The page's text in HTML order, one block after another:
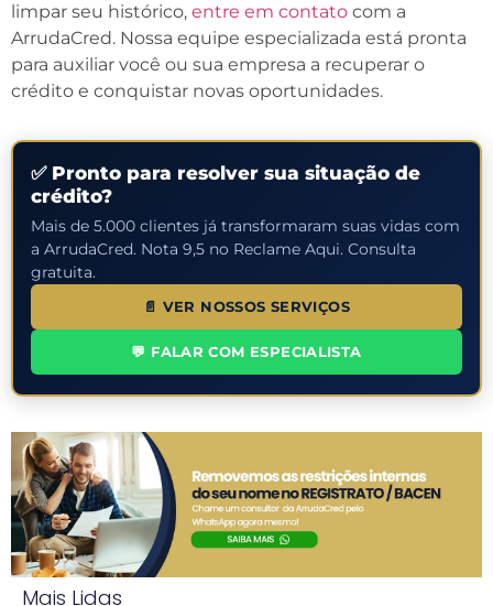
limpar seu histórico, entre em contato com a
ArrudaCred. Nossa equipe especializada está pronta
para auxiliar você ou sua empresa a recuperar o
crédito e conquistar novas oportunidades.
✅ Pronto para resolver sua situação de
crédito?
Mais de 5.000 clientes já transformaram suas vidas com
a ArrudaCred. Nota 9,5 no Reclame Aqui. Consulta
gratuita.
📄 VER NOSSOS SERVIÇOS
💬 FALAR COM ESPECIALISTA
Mais Lidas